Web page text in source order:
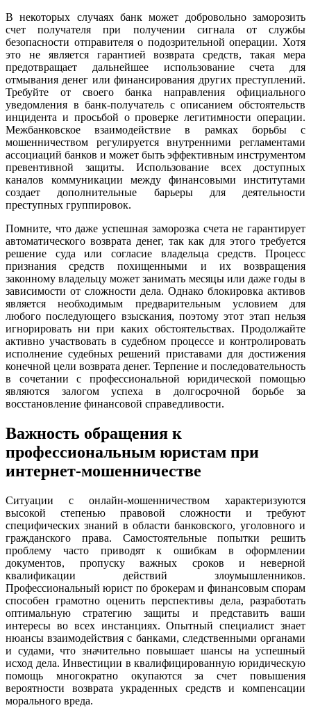
В некоторых случаях банк может добровольно заморозить
счет получателя при получении сигнала от службы
безопасности отправителя о подозрительной операции. Хотя
это не является гарантией возврата средств, такая мера
предотвращает дальнейшее использование счета для
отмывания денег или финансирования других преступлений.
Требуйте от своего банка направления официального
уведомления в банк-получатель с описанием обстоятельств
инцидента и просьбой о проверке легитимности операции.
Межбанковское взаимодействие в рамках борьбы с
мошенничеством регулируется внутренними регламентами
ассоциаций банков и может быть эффективным инструментом
превентивной защиты. Использование всех доступных
каналов коммуникации между финансовыми институтами
создает дополнительные барьеры для деятельности
преступных группировок.
Помните, что даже успешная заморозка счета не гарантирует
автоматического возврата денег, так как для этого требуется
решение суда или согласие владельца средств. Процесс
признания средств похищенными и их возвращения
законному владельцу может занимать месяцы или даже годы в
зависимости от сложности дела. Однако блокировка активов
является необходимым предварительным условием для
любого последующего взыскания, поэтому этот этап нельзя
игнорировать ни при каких обстоятельствах. Продолжайте
активно участвовать в судебном процессе и контролировать
исполнение судебных решений приставами для достижения
конечной цели возврата денег. Терпение и последовательность
в сочетании с профессиональной юридической помощью
являются залогом успеха в долгосрочной борьбе за
восстановление финансовой справедливости.
Важность обращения к
профессиональным юристам при
интернет-мошенничестве
Ситуации с онлайн-мошенничеством характеризуются
высокой степенью правовой сложности и требуют
специфических знаний в области банковского, уголовного и
гражданского права. Самостоятельные попытки решить
проблему часто приводят к ошибкам в оформлении
документов, пропуску важных сроков и неверной
квалификации действий злоумышленников.
Профессиональный юрист по брокерам и финансовым спорам
способен грамотно оценить перспективы дела, разработать
оптимальную стратегию защиты и представить ваши
интересы во всех инстанциях. Опытный специалист знает
нюансы взаимодействия с банками, следственными органами
и судами, что значительно повышает шансы на успешный
исход дела. Инвестиции в квалифицированную юридическую
помощь многократно окупаются за счет повышения
вероятности возврата украденных средств и компенсации
морального вреда.